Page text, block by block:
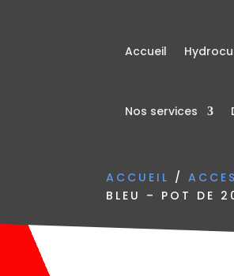
Accueil
Nos services
ACCUEIL /
BLEU – POT DE